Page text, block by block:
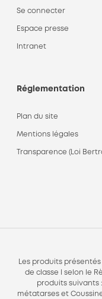
Se connecter
Espace presse
Intranet
Réglementation
Plan du site
Mentions légales
Transparence (Loi
Les produits
de classe I selon le
produits suivants
métatarses et